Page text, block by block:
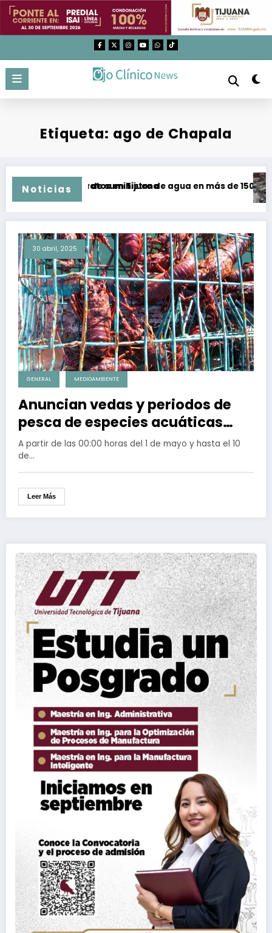
Saltar
contenido
Etiqueta: ago de Chapala
Noticias
y malos tratos en Tijuana
de suministro de agua en más de 150 colonias
30 abril, 2025
GENERAL MEDIOAMBIENTE
Anuncian vedas y periodos de
pesca de especies acuáticas
durante mayo
A partir de las 00:00 horas del 1 de mayo y hasta el 10
de…
Leer Más